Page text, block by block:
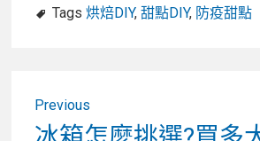
Tags 烘焙DIY, 甜點DIY, 防疫甜點
Previous
Previous